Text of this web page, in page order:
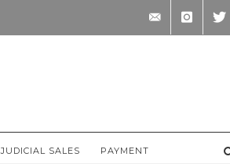
JUDICIAL SALES PAYMENT